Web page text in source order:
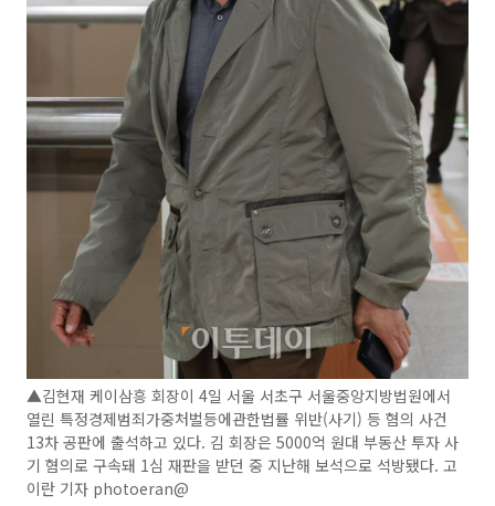
▲김현재 케이삼흥 회장이 4일 서울 서초구 서울중앙지방법원에서
열린 특정경제범죄가중처벌등에관한법률 위반(사기) 등 혐의 사건
13차 공판에 출석하고 있다. 김 회장은 5000억 원대 부동산 투자 사
기 혐의로 구속돼 1심 재판을 받던 중 지난해 보석으로 석방됐다. 고
이란 기자 photoeran@